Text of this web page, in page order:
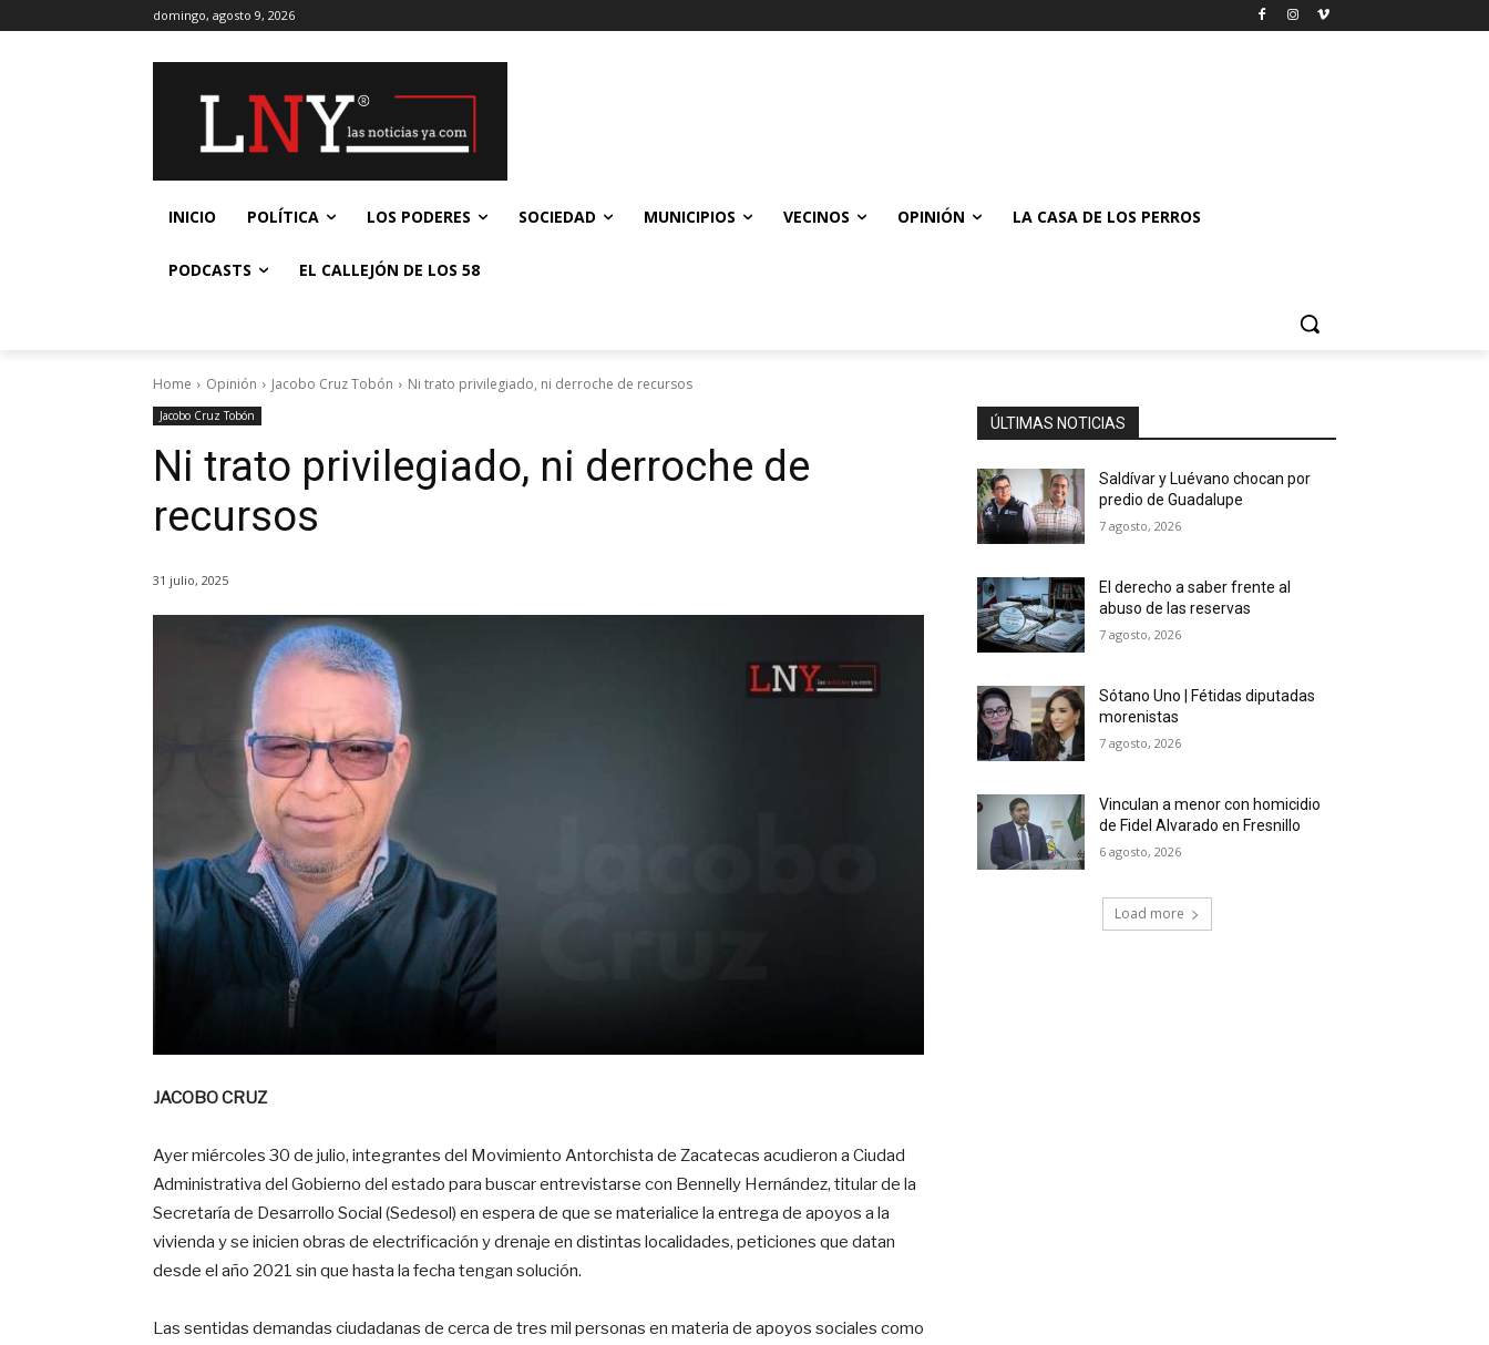
domingo, agosto 9, 2026
INICIO POLÍTICA LOS PODERES SOCIEDAD MUNICIPIOS VECINOS OPINIÓN LA CASA DE LOS PERROS
PODCASTS EL CALLEJÓN DE LOS 58
Home Opinión Jacobo Cruz Tobón Ni trato privilegiado, ni derroche de recursos
Jacobo Cruz Tobón
Ni trato privilegiado, ni derroche de
recursos
31 julio, 2025
JACOBO CRUZ
Ayer miércoles 30 de julio, integrantes del Movimiento Antorchista de Zacatecas acudieron a Ciudad
Administrativa del Gobierno del estado para buscar entrevistarse con Bennelly Hernández, titular de la
Secretaría de Desarrollo Social (Sedesol) en espera de que se materialice la entrega de apoyos a la
vivienda y se inicien obras de electrificación y drenaje en distintas localidades, peticiones que datan
desde el año 2021 sin que hasta la fecha tengan solución.
Las sentidas demandas ciudadanas de cerca de tres mil personas en materia de apoyos sociales como
ÚLTIMAS NOTICIAS
Saldívar y Luévano chocan por
predio de Guadalupe
7 agosto, 2026
El derecho a saber frente al
abuso de las reservas
7 agosto, 2026
Sótano Uno | Fétidas diputadas
morenistas
7 agosto, 2026
Vinculan a menor con homicidio
de Fidel Alvarado en Fresnillo
6 agosto, 2026
Load more